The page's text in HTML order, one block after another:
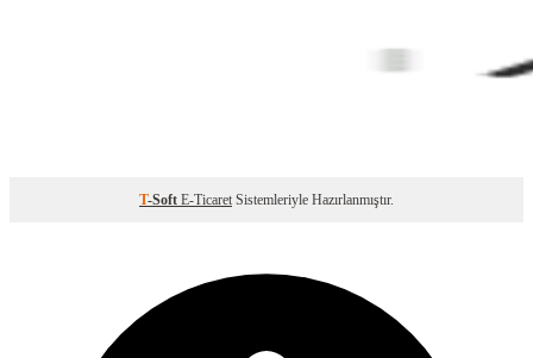
T-Soft E-Ticaret Sistemleriyle Hazırlanmıştır.